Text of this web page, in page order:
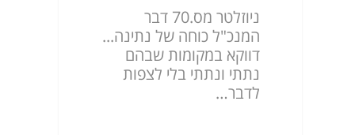
ניוזלטר מס.70 דבר
המנכ"ל כוחה של נתינה...
דווקא במקומות שבהם
נתתי ונתתי בלי לצפות
לדבר…